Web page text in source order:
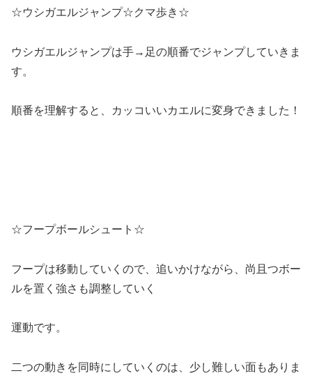
☆ウシガエルジャンプ☆クマ歩き☆
ウシガエルジャンプは手→足の順番でジャンプしていきま
す。
順番を理解すると、カッコいいカエルに変身できました！
☆フープボールシュート☆
フープは移動していくので、追いかけながら、尚且つボー
ルを置く強さも調整していく
運動です。
二つの動きを同時にしていくのは、少し難しい面もありま